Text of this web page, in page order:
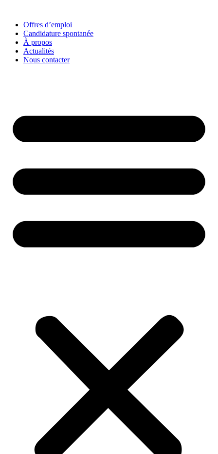
Offres d’emploi
Candidature spontanée
À propos
Actualités
Nous contacter